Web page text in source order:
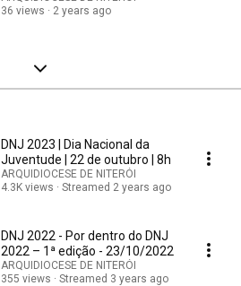
36 views
2 years ago
DNJ 2023 | Dia Nacional da
Juventude | 22 de outubro | 8h
ARQUIDIOCESE DE NITERÓI
4.3K views
Streamed 2 years ago
DNJ 2022 - Por dentro do DNJ
2022 – 1ª edição - 23/10/2022
ARQUIDIOCESE DE NITERÓI
355 views
Streamed 3 years ago